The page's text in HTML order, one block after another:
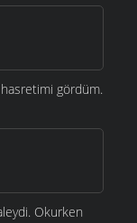
gördüm.
Okurken